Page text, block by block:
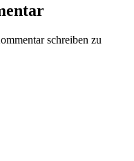
schreiben zu